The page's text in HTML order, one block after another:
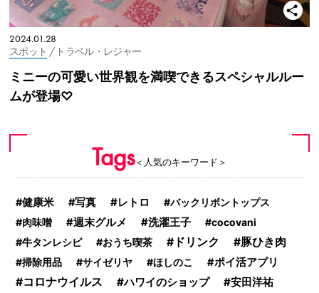
2024.01.28
スポット / トラベル・レジャー
ミニーの可愛い世界観を満喫できるスペシャルルー
ムが登場♡
Tags＜人気のキーワード＞
健康米 写真 レトロ
バックリボントップス
肉味噌
週末グルメ 洗濯王子
cocovani
牛タンレシピ
おうち喫茶 ドリンク 豚ひき肉
掃除用品 サイゼリヤ ほしのこ ポイ活アプリ
コロナウイルス ハワイのショップ
安田洋祐